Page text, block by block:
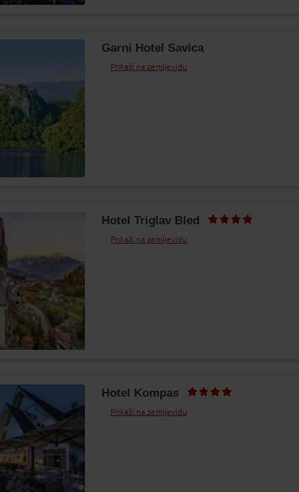
Garni Hotel Savica
Prikaži na zemljevidu
Hotel Triglav Bled
Prikaži na zemljevidu
Hotel Kompas
Prikaži na zemljevidu